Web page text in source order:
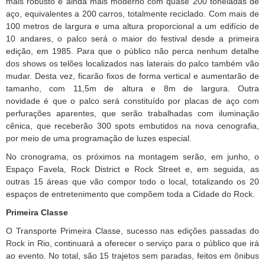
aço, equivalentes a 200 carros, totalmente reciclado. Com mais de
100 metros de largura e uma altura proporcional a um edifício de
10 andares, o palco será o maior do festival desde a primeira
edição, em 1985. Para que o público não perca nenhum detalhe
dos shows os telões localizados nas laterais do palco também vão
mudar. Desta vez, ficarão fixos de forma vertical e aumentarão de
tamanho, com 11,5m de altura e 8m de largura. Outra
novidade é que o palco será constituído por placas de aço com
perfurações aparentes, que serão trabalhadas com iluminação
cênica, que receberão 300 spots embutidos na nova cenografia,
por meio de uma programação de luzes especial.
No cronograma, os próximos na montagem serão, em junho, o
Espaço Favela, Rock District e Rock Street e, em seguida, as
outras 15 áreas que vão compor todo o local, totalizando os 20
espaços de entretenimento que compõem toda a Cidade do Rock.
Primeira Classe
O Transporte Primeira Classe, sucesso nas edições passadas do
Rock in Rio, continuará a oferecer o serviço para o público que irá
ao evento. No total, são 15 trajetos sem paradas, feitos em ônibus